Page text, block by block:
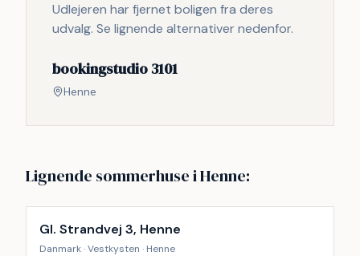
Udlejeren har fjernet boligen fra deres
udvalg. Se lignende alternativer nedenfor.
bookingstudio 3101
Henne
Lignende sommerhuse i Henne:
Inkl. rengøring
Gl. Strandvej 3, Henne
Danmark · Vestkysten · Henne